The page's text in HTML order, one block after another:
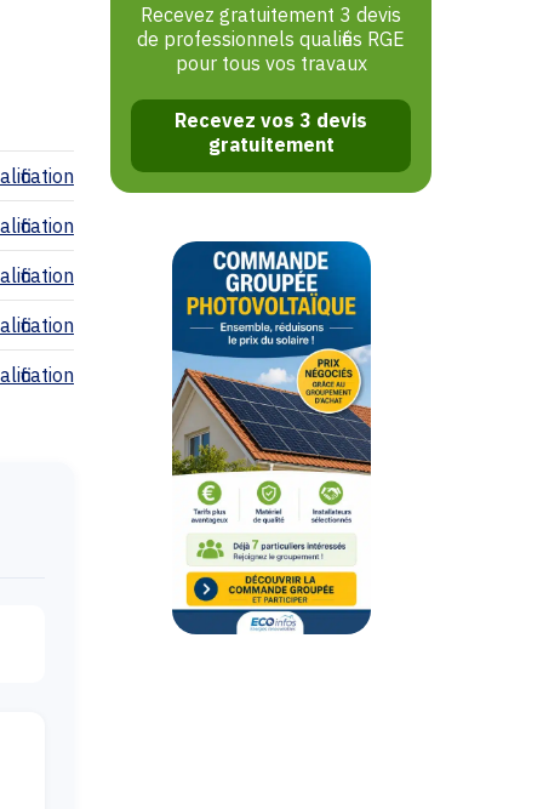
Recevez gratuitement 3 devis
de professionnels qualifiés RGE
pour tous vos travaux
Recevez vos 3 devis
gratuitement